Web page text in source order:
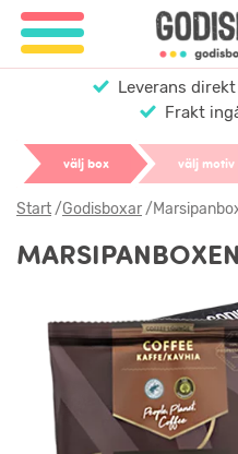
Leverans
Frakt
välj box välj motiv
Start/Godisboxar/
MARSIPANBOXEN